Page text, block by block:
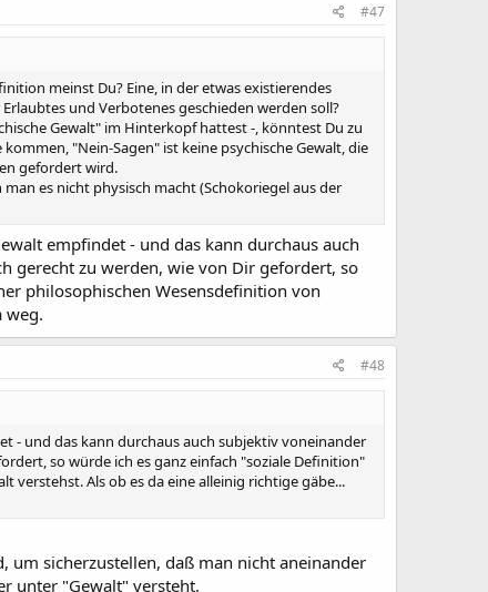
#47
meinst Du? Eine, in der etwas existierendes
und Verbotenes geschieden werden soll?
Gewalt" im Hinterkopf hattest -, könntest Du zu
"Nein-Sagen" ist keine psychische Gewalt, die
gefordert wird.
es nicht physisch macht (Schokoriegel aus der
empfindet - und das kann durchaus auch
gerecht zu werden, wie von Dir gefordert, so
philosophischen Wesensdefinition von
weg.
#48
- und das kann durchaus auch subjektiv voneinander
so würde ich es ganz einfach "soziale Definition"
verstehst. Als ob es da eine alleinig richtige gäbe...
um sicherzustellen, daß man nicht aneinander
unter "Gewalt" versteht.